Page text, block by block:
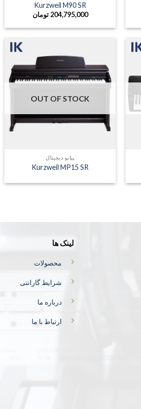
Kurzweil M90 SR
204,795,000 تومان
OUT OF STOCK
پیانو دیجیتال
Kurzweil MP15 SR
لینک ها
محصولات
شرایط گارانتی
درباره ما
ارتباط با ما